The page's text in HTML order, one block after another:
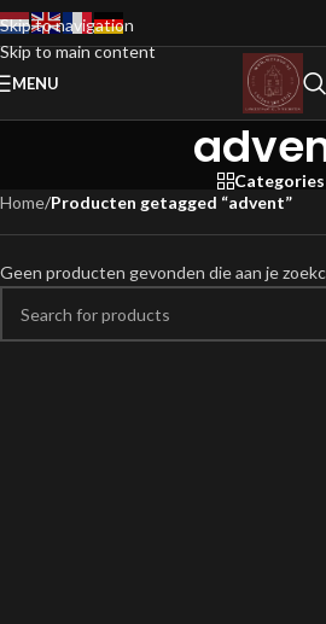
Skip to navigation
Skip to main content
MENU
Categories
Home/Producten getagged “advent”
Geen producten gevonden die aan je